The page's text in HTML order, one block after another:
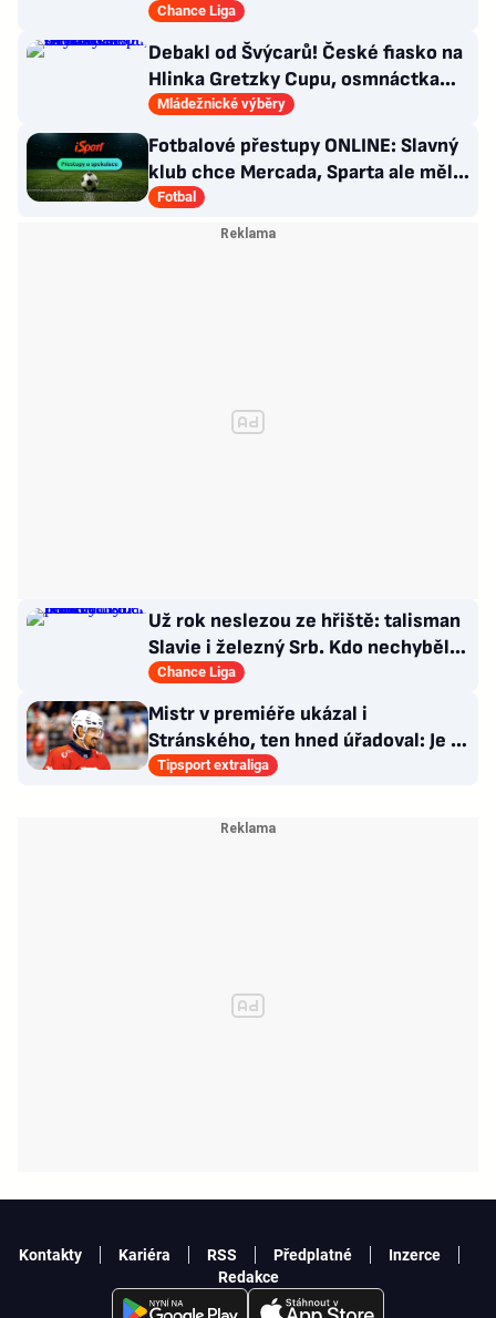
Bořil? Nic vážného
Chance Liga
Debakl od Švýcarů! České fiasko na
Hlinka Gretzky Cupu, osmnáctka
skončila šestá
Mládežnické výběry
Fotbalové přestupy ONLINE: Slavný
klub chce Mercada, Sparta ale měla
nabídku odmítnout
Fotbal
Už rok neslezou ze hřiště: talisman
Slavie i železný Srb. Kdo nechyběl
pět let?
Chance Liga
Mistr v premiéře ukázal i
Stránského, ten hned úřadoval: Je to
pro mě úplně nové…
Tipsport extraliga
Kontakty Kariéra RSS Předplatné
Inzerce
Redakce